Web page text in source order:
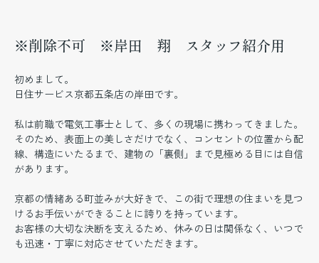
※削除不可 ※岸田 翔 スタッフ紹介用
​初めまして。
日住サービス京都五条店の岸田です。
私は前職で電気工事士として、多くの現場に携わってきました。
そのため、表面上の美しさだけでなく、コンセントの位置から配
線、構造にいたるまで、建物の「裏側」まで見極める目には自信
があります。
​京都の情緒ある町並みが大好きで、この街で理想の住まいを見つ
けるお手伝いができることに誇りを持っています。
お客様の大切な決断を支えるため、休みの日は関係なく、いつで
も迅速・丁寧に対応させていただきます。